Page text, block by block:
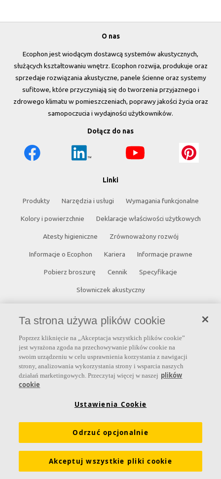
O nas
Ecophon jest wiodącym dostawcą systemów akustycznych,
służących kształtowaniu wnętrz. Ecophon rozwija, produkuje oraz
sprzedaje rozwiązania akustyczne, panele ścienne oraz systemy
sufitowe, które przyczyniają się do tworzenia przyjaznego i
zdrowego klimatu w pomieszczeniach, poprawy jakości życia oraz
samopoczucia i wydajności użytkowników.
Dołącz do nas
Linki
Produkty Narzędzia i usługi Wymagania funkcjonalne
Kolory i powierzchnie Deklaracje właściwości użytkowych
Atesty higieniczne Zrównoważony rozwój
Informacje o Ecophon Kariera Informacje prawne
Pobierz broszurę Cennik Specyfikacje
Słowniczek akustyczny
ul. Chmielna 69
00-801 Warszawa
info.ecophon@saint-gobain.com
Ta strona używa plików cookie
Poprzez kliknięcie na „Akceptacja wszystkich plików cookie”
jest wyrażona zgoda na przechowywanie plików cookie na
swoim urządzeniu w celu usprawnienia korzystania z nawigacji
strony, analizowania wykorzystania strony i wsparcia naszych
działań marketingowych. Przeczytaj więcej w naszej plików
cookie
Ustawienia Cookie
Odrzuć opcjonalnie
Akceptuj wszystkie pliki cookie